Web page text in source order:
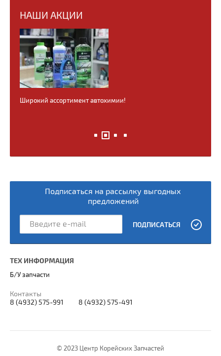
НАШИ АКЦИИ
Широкий ассортимент автохимии!
Подписаться на рассылку выгодных
предложений
ПОДПИСАТЬСЯ
ТЕХ ИНФОРМАЦИЯ
Б/У запчасти
Контакты
8 (4932) 575-991
8 (4932) 575-491
© 2023 Центр Корейских Запчастей